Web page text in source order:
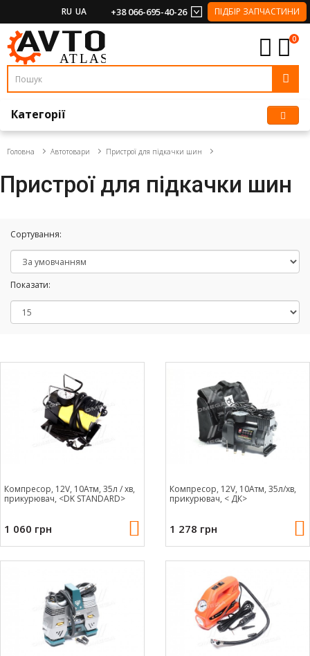
RU UA +38 066-695-40-26 ПІДБІР ЗАПЧАСТИНИ
0
Категорії
Головна Автотовари Пристрої для підкачки шин
Пристрої для підкачки шин
Сортування:
Показати:
Компресор, 12V, 10Атм, 35л / хв,
прикурювач, <DK STANDARD>
1 060 грн
Компресор, 12V, 10Атм, 35л/хв,
прикурювач, < ДК>
1 278 грн